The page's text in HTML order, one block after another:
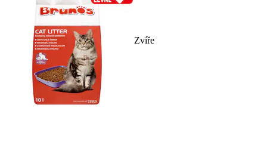
Zvíře